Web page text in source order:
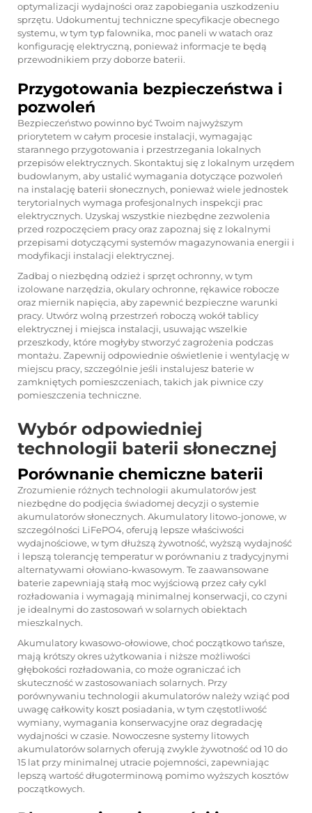
optymalizacji wydajności oraz zapobiegania uszkodzeniu
sprzętu. Udokumentuj techniczne specyfikacje obecnego
systemu, w tym typ falownika, moc paneli w watach oraz
konfigurację elektryczną, ponieważ informacje te będą
przewodnikiem przy doborze baterii.
Przygotowania bezpieczeństwa i
pozwoleń
Bezpieczeństwo powinno być Twoim najwyższym
priorytetem w całym procesie instalacji, wymagając
starannego przygotowania i przestrzegania lokalnych
przepisów elektrycznych. Skontaktuj się z lokalnym urzędem
budowlanym, aby ustalić wymagania dotyczące pozwoleń
na instalację baterii słonecznych, ponieważ wiele jednostek
terytorialnych wymaga profesjonalnych inspekcji prac
elektrycznych. Uzyskaj wszystkie niezbędne zezwolenia
przed rozpoczęciem pracy oraz zapoznaj się z lokalnymi
przepisami dotyczącymi systemów magazynowania energii i
modyfikacji instalacji elektrycznej.
Zadbaj o niezbędną odzież i sprzęt ochronny, w tym
izolowane narzędzia, okulary ochronne, rękawice robocze
oraz miernik napięcia, aby zapewnić bezpieczne warunki
pracy. Utwórz wolną przestrzeń roboczą wokół tablicy
elektrycznej i miejsca instalacji, usuwając wszelkie
przeszkody, które mogłyby stworzyć zagrożenia podczas
montażu. Zapewnij odpowiednie oświetlenie i wentylację w
miejscu pracy, szczególnie jeśli instalujesz baterie w
zamkniętych pomieszczeniach, takich jak piwnice czy
pomieszczenia techniczne.
Wybór odpowiedniej
technologii baterii słonecznej
Porównanie chemiczne baterii
Zrozumienie różnych technologii akumulatorów jest
niezbędne do podjęcia świadomej decyzji o systemie
akumulatorów słonecznych. Akumulatory litowo-jonowe, w
szczególności LiFePO4, oferują lepsze właściwości
wydajnościowe, w tym dłuższą żywotność, wyższą wydajność
i lepszą tolerancję temperatur w porównaniu z tradycyjnymi
alternatywami ołowiano-kwasowym. Te zaawansowane
baterie zapewniają stałą moc wyjściową przez cały cykl
rozładowania i wymagają minimalnej konserwacji, co czyni
je idealnymi do zastosowań w solarnych obiektach
mieszkalnych.
Akumulatory kwasowo-ołowiowe, choć początkowo tańsze,
mają krótszy okres użytkowania i niższe możliwości
głębokości rozładowania, co może ograniczać ich
skuteczność w zastosowaniach solarnych. Przy
porównywaniu technologii akumulatorów należy wziąć pod
uwagę całkowity koszt posiadania, w tym częstotliwość
wymiany, wymagania konserwacyjne oraz degradację
wydajności w czasie. Nowoczesne systemy litowych
akumulatorów solarnych oferują zwykle żywotność od 10 do
15 lat przy minimalnej utracie pojemności, zapewniając
lepszą wartość długoterminową pomimo wyższych kosztów
początkowych.